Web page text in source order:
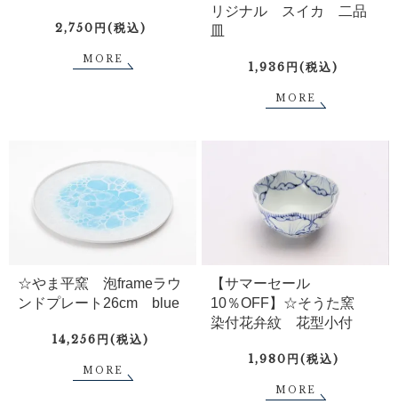
2,750円(税込)
MORE
リジナル スイカ 二品
皿
1,936円(税込)
MORE
☆やま平窯 泡frameラウ
ンドプレート26cm blue
14,256円(税込)
MORE
【サマーセール
10％OFF】☆そうた窯
染付花弁紋 花型小付
1,980円(税込)
MORE